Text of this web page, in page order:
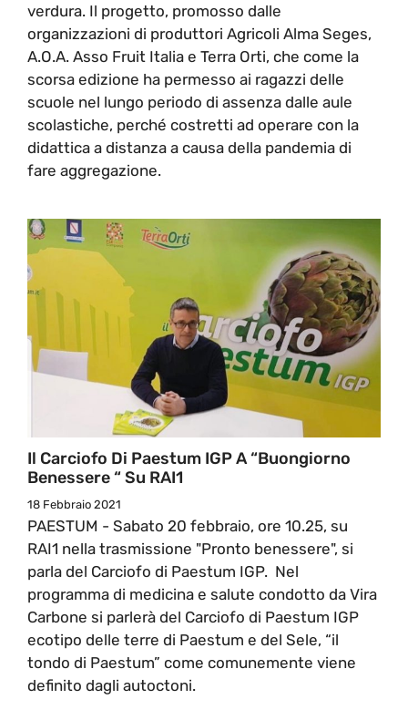
verdura. Il progetto, promosso dalle
organizzazioni di produttori Agricoli Alma Seges,
A.O.A. Asso Fruit Italia e Terra Orti, che come la
scorsa edizione ha permesso ai ragazzi delle
scuole nel lungo periodo di assenza dalle aule
scolastiche, perché costretti ad operare con la
didattica a distanza a causa della pandemia di
fare aggregazione.
Il Carciofo Di Paestum IGP A “Buongiorno
Benessere “ Su RAI1
18 Febbraio 2021
PAESTUM - Sabato 20 febbraio, ore 10.25, su
RAI1 nella trasmissione "Pronto benessere", si
parla del Carciofo di Paestum IGP. Nel
programma di medicina e salute condotto da Vira
Carbone si parlerà del Carciofo di Paestum IGP
ecotipo delle terre di Paestum e del Sele, “il
tondo di Paestum” come comunemente viene
definito dagli autoctoni.